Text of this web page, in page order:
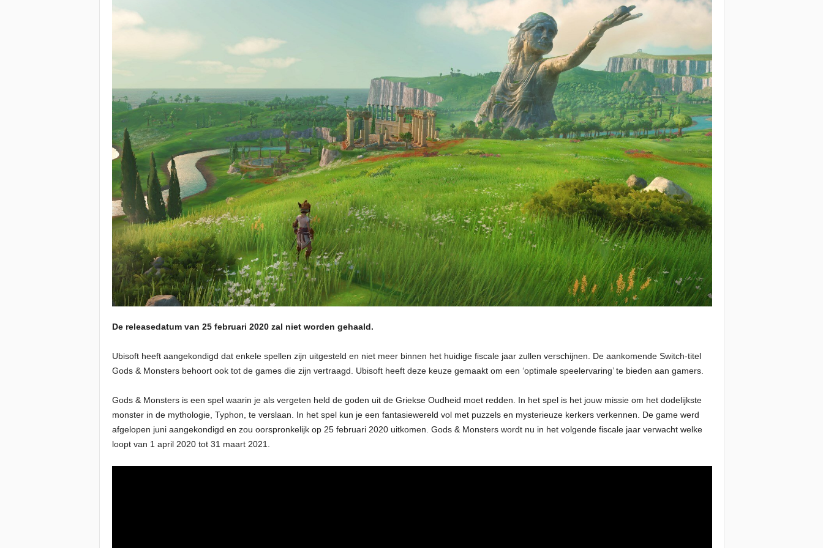
De releasedatum van 25 februari 2020 zal niet worden gehaald.
Ubisoft heeft aangekondigd dat enkele spellen zijn uitgesteld en niet meer binnen het huidige fiscale jaar zullen verschijnen. De aankomende Switch-titel
Gods & Monsters behoort ook tot de games die zijn vertraagd. Ubisoft heeft deze keuze gemaakt om een ‘optimale speelervaring’ te bieden aan gamers.
Gods & Monsters is een spel waarin je als vergeten held de goden uit de Griekse Oudheid moet redden. In het spel is het jouw missie om het dodelijkste
monster in de mythologie, Typhon, te verslaan. In het spel kun je een fantasiewereld vol met puzzels en mysterieuze kerkers verkennen. De game werd
afgelopen juni aangekondigd en zou oorspronkelijk op 25 februari 2020 uitkomen. Gods & Monsters wordt nu in het volgende fiscale jaar verwacht welke
loopt van 1 april 2020 tot 31 maart 2021.